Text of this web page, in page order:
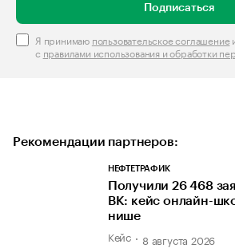
Подписаться
Я принимаю пользовательское соглашение
с правилами использования и обработки
Рекомендации партнеров:
НЕФТЕТРАФИК
Получили 26 468
ВК: кейс онлайн-
нише
Кейс 8 августа 2026